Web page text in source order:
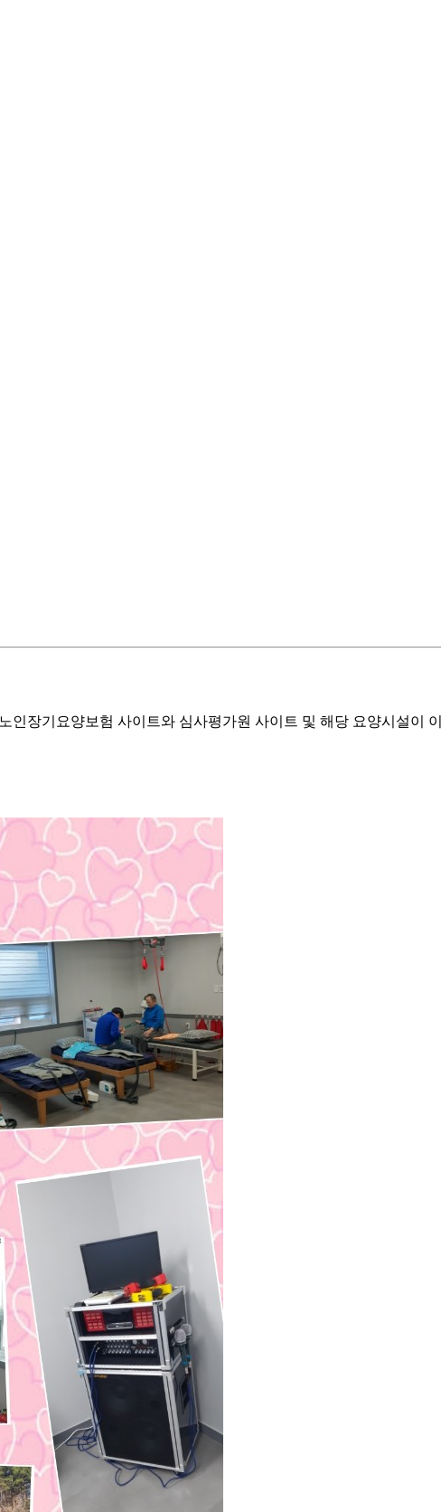
인장기요양보험 사이트와 심사평가원 사이트 및 해당 요양시설이